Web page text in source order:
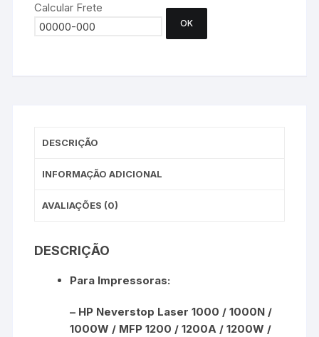
Calcular Frete
OK
DESCRIÇÃO
INFORMAÇÃO ADICIONAL
AVALIAÇÕES (0)
DESCRIÇÃO
Para Impressoras:
– HP Neverstop Laser 1000 / 1000N /
1000W / MFP 1200 / 1200A / 1200W /